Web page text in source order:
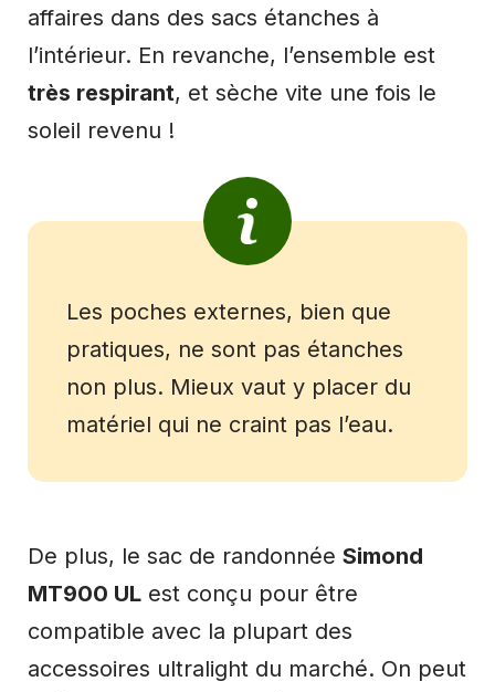
affaires dans des sacs étanches à
l’intérieur. En revanche, l’ensemble est
très respirant, et sèche vite une fois le
soleil revenu !
Les poches externes, bien que
pratiques, ne sont pas étanches
non plus. Mieux vaut y placer du
matériel qui ne craint pas l’eau.
De plus, le sac de randonnée Simond
MT900 UL est conçu pour être
compatible avec la plupart des
accessoires ultralight du marché. On peut